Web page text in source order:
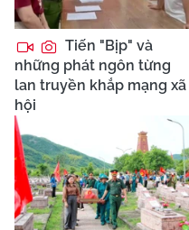
Tiến "Bịp" và
những phát ngôn từng
lan truyền khắp mạng xã
hội